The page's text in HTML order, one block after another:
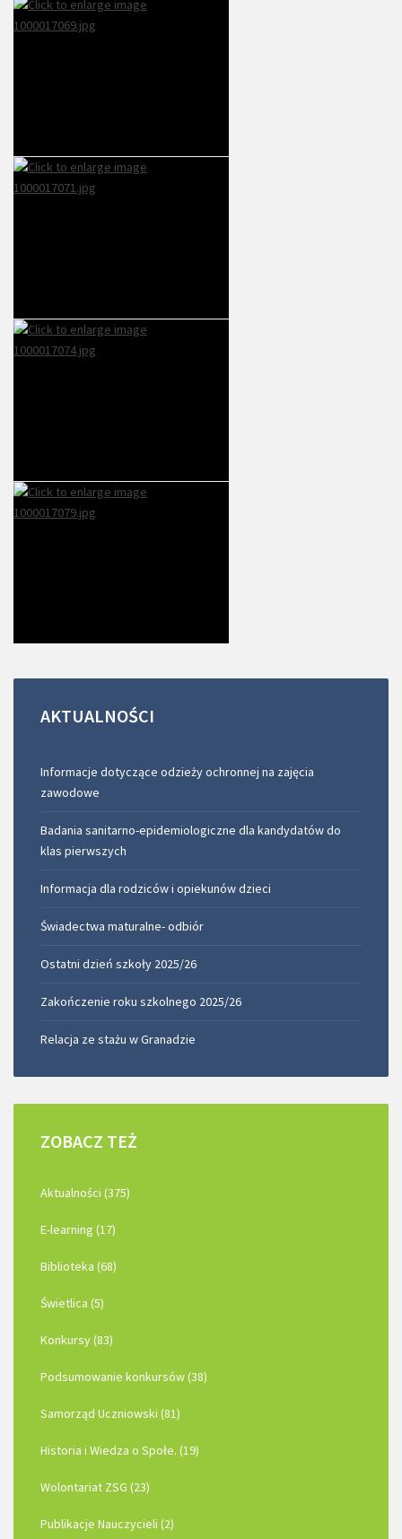
AKTUALNOŚCI
Informacje dotyczące odzieży ochronnej na zajęcia
zawodowe
Badania sanitarno-epidemiologiczne dla kandydatów do
klas pierwszych
Informacja dla rodziców i opiekunów dzieci
Świadectwa maturalne- odbiór
Ostatni dzień szkoły 2025/26
Zakończenie roku szkolnego 2025/26
Relacja ze stażu w Granadzie
ZOBACZ TEŻ
Aktualności (375)
E-learning (17)
Biblioteka (68)
Świetlica (5)
Konkursy (83)
Podsumowanie konkursów (38)
Samorząd Uczniowski (81)
Historia i Wiedza o Społe. (19)
Wolontariat ZSG (23)
Publikacje Nauczycieli (2)